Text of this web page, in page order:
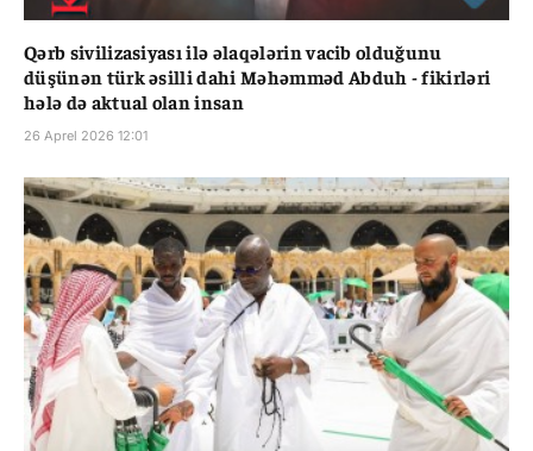
Qərb sivilizasiyası ilə əlaqələrin vacib olduğunu
düşünən türk əsilli dahi Məhəmməd Abduh - fikirləri
hələ də aktual olan insan
26 Aprel 2026 12:01